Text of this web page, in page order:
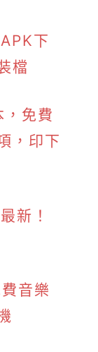
下
檔
免費
，印下
新！
音樂